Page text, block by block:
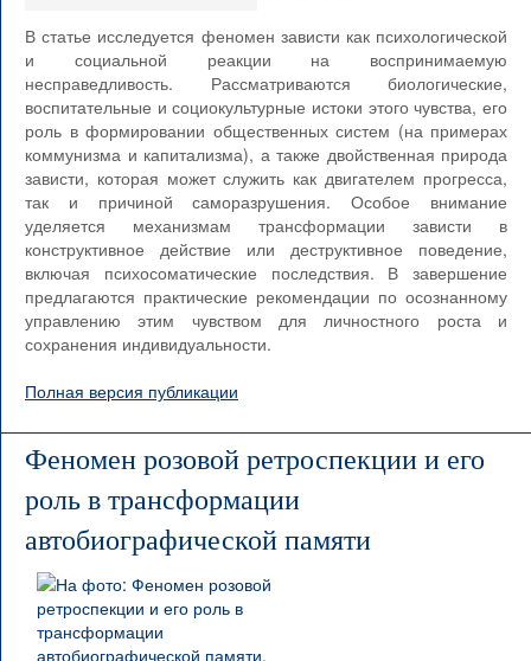
В статье исследуется феномен зависти как психологической
и социальной реакции на воспринимаемую
несправедливость. Рассматриваются биологические,
воспитательные и социокультурные истоки этого чувства, его
роль в формировании общественных систем (на примерах
коммунизма и капитализма), а также двойственная природа
зависти, которая может служить как двигателем прогресса,
так и причиной саморазрушения. Особое внимание
уделяется механизмам трансформации зависти в
конструктивное действие или деструктивное поведение,
включая психосоматические последствия. В завершение
предлагаются практические рекомендации по осознанному
управлению этим чувством для личностного роста и
сохранения индивидуальности.
Полная версия публикации
Феномен розовой ретроспекции и его
роль в трансформации
автобиографической памяти